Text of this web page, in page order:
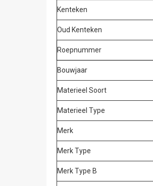
Kenteken
Oud Kenteken
Roepnummer
Bouwjaar
Materieel Soort
Materieel Type
Merk
Merk Type
Merk Type B